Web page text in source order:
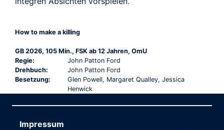
How to make a killing
GB 2026, 105 Min., FSK ab 12 Jahren, OmU
Regie:
John Patton Ford
Drehbuch:
John Patton Ford
Besetzung:
Glen Powell, Margaret Qualley, Jessica
Henwick
Impressum